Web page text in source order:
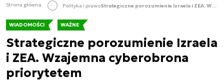
Strona główna Polityka i prawo Strategiczne porozumienie Izraela i ZEA. Wzajemna cyberobrona priorytetem
WIADOMOŚCI WAŻNE
Strategiczne porozumienie Izraela
i ZEA. Wzajemna cyberobrona
priorytetem